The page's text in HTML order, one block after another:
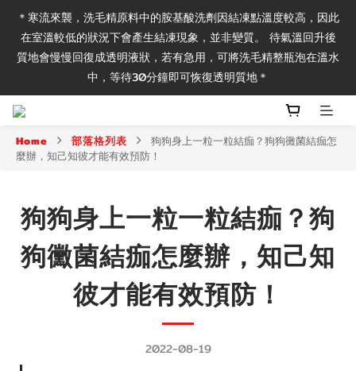
＼毛孩專家源頭調理 保養減少用藥治療／
＊寒流來襲，洗毛精原料中的胺基酸洗劑因結凍點溫度較高，因此
在室溫較低的狀況下會產生結凍現象，並非變質。 待氣溫回升後
質地會慢慢回復成透明液狀，若有急用，可將洗毛精整瓶泡在溫水
中，等待30分鐘即可恢復透明質地＊
＼毛孩專家源頭調理 保養減少用藥治療／
Home 部落格列表
狗狗身上一粒一粒結痂？狗狗黴菌結痂怎
麼辦，知己知彼才能有效預防！
狗狗身上一粒一粒結痂？狗
狗黴菌結痂怎麼辦，知己知
彼才能有效預防！
2022-08-19